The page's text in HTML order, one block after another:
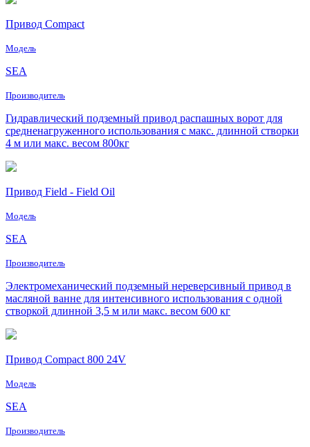
Привод Compact
Модель
SEA
Производитель
Гидравлический подземный привод распашных ворот для
средненагруженного использования с макс. длинной створки
4 м или макс. весом 800кг
Привод Field - Field Oil
Модель
SEA
Производитель
Электромеханический подземный нереверсивный привод в
масляной ванне для интенсивного использования с одной
створкой длинной 3,5 м или макс. весом 600 кг
Привод Compact 800 24V
Модель
SEA
Производитель